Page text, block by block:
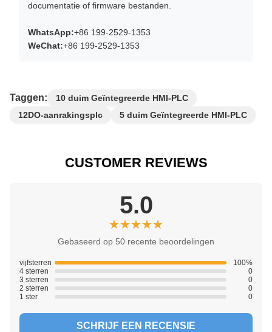
documentatie of firmware bestanden.
WhatsApp:+86 199-2529-1353
WeChat:+86 199-2529-1353
Taggen:
10 duim Geïntegreerde HMI-PLC
12DO-aanrakingsplc
5 duim Geïntegreerde HMI-PLC
CUSTOMER REVIEWS
5.0
★★★★★
★★★★★
Gebaseerd op 50 recente beoordelingen
vijfsterren
100%
4 sterren
0
3 sterren
0
2 sterren
0
1 ster
0
SCHRIJF EEN RECENSIE